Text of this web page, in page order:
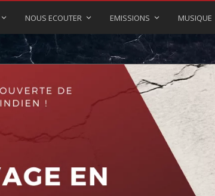
NOUS ECOUTER EMISSIONS MUSIQUE